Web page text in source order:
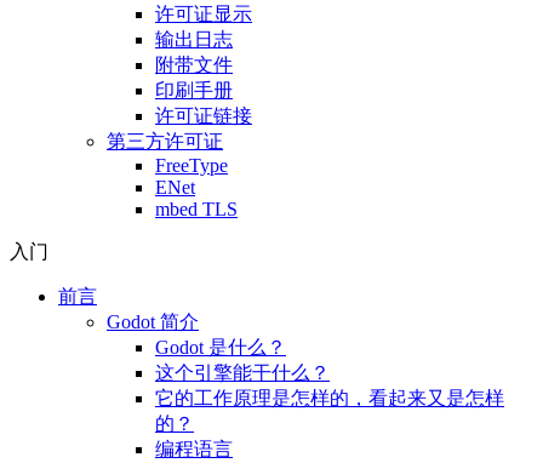
许可证显示
输出日志
附带文件
印刷手册
许可证链接
第三方许可证
FreeType
ENet
mbed TLS
入门
前言
Godot 简介
Godot 是什么？
这个引擎能干什么？
它的工作原理是怎样的，看起来又是怎样
的？
编程语言